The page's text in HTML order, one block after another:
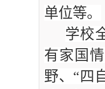
单位等。
学校
有家国
野、“四